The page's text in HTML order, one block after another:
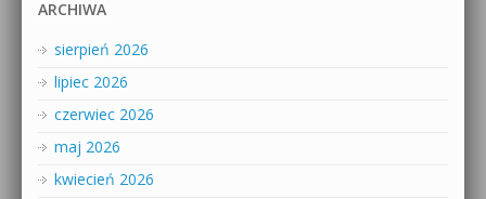
ARCHIWA
sierpień 2026
lipiec 2026
czerwiec 2026
maj 2026
kwiecień 2026